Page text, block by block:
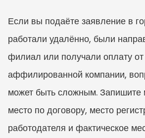
Если вы подаёте заявление в
работали удалённо, были
филиал или получали оплату от
аффилированной компании,
может быть сложным. Запишите
место по договору, место
работодателя и фактическое